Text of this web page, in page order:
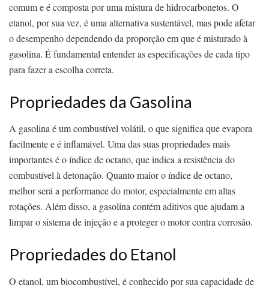
comum e é composta por uma mistura de hidrocarbonetos. O
etanol, por sua vez, é uma alternativa sustentável, mas pode afetar
o desempenho dependendo da proporção em que é misturado à
gasolina. É fundamental entender as especificações de cada tipo
para fazer a escolha correta.
Propriedades da Gasolina
A gasolina é um combustível volátil, o que significa que evapora
facilmente e é inflamável. Uma das suas propriedades mais
importantes é o índice de octano, que indica a resistência do
combustível à detonação. Quanto maior o índice de octano,
melhor será a performance do motor, especialmente em altas
rotações. Além disso, a gasolina contém aditivos que ajudam a
limpar o sistema de injeção e a proteger o motor contra corrosão.
Propriedades do Etanol
O etanol, um biocombustível, é conhecido por sua capacidade de